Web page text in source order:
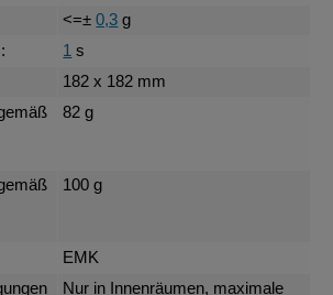
<=±0,3 g
1 s
182 x 182 mm
82 g
100 g
EMK
Nur in Innenräumen, maximale